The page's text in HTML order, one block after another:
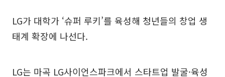
LG가 대학가 ‘슈퍼 루키’를 육성해 청년들의 창업 생
태계 확장에 나선다.
LG는 마곡 LG사이언스파크에서 스타트업 발굴·육성